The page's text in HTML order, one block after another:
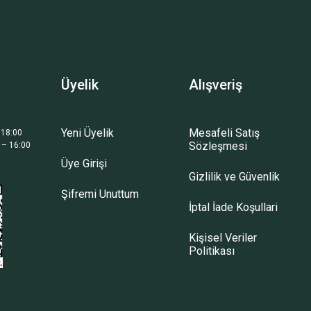
16:00
Üyelik
Yeni Üyelik
Üye Girişi
Şifremi Unuttum
Alışveriş
Mesafeli Satış
Sözleşmesi
Gizlilik ve Güvenlik
İptal İade Koşullari
Kişisel Veriler
Politikası